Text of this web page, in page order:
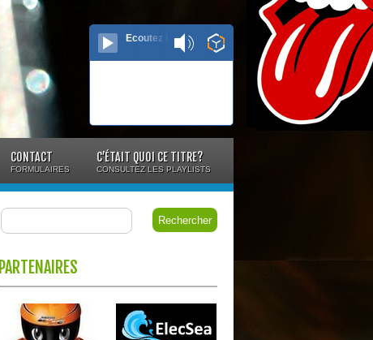
Ecoutez le direct...
CONTACT
FORMULAIRES
C’ÉTAIT QUOI CE TITRE?
CONSULTEZ LES PLAYLISTS
PARTENAIRES